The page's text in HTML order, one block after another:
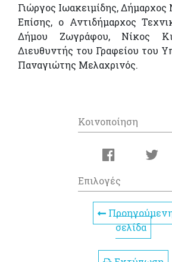
Γιώργος Ιωακειμίδης, Δήμαρχος
Επίσης, ο Αντιδήμαρχος
Δήμου Ζωγράφου, Νίκος
Διευθυντής του Γραφείου του
Παναγιώτης Μελαχρινός.
Κοινοποίηση
Επιλογές
σελίδα